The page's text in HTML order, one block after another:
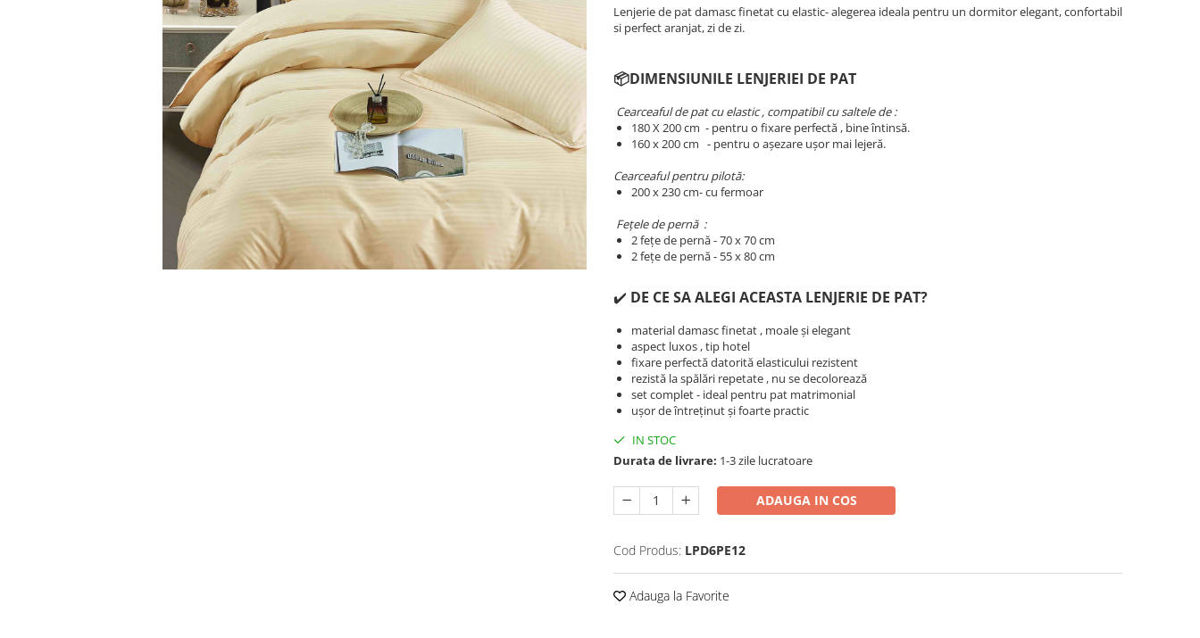
Lenjerii De Pat Creponate
Lenjerii De Pat Bumbac Poplin 2
Lenjerii De Pat Bumbac Poplin,
Lenjerii De Pat Bumbac Satinat 2
Lenjerii De Pat, Finet Premium 3D,
Lenjerie de pat damasc finetat cu elastic- alegerea ideala pentru un dormitor elegant, confortabil
si perfect aranjat, zi de zi.
📦DIMENSIUNILE LENJERIEI DE PAT
Cearceaful de pat cu elastic , compatibil cu saltele de :
180 X 200 cm - pentru o fixare perfectă , bine întinsă.
​​​​160 x 200 cm - pentru o așezare ușor mai lejeră.
Cearceaful pentru pilotă:
200 x 230 cm- cu fermoar
Fețele de pernă :
2 fețe de pernă - 70 x 70 cm
2 fețe de pernă - 55 x 80 cm
✔️ DE CE SA ALEGI ACEASTA LENJERIE DE PAT?
material damasc finetat , moale și elegant
aspect luxos , tip hotel
fixare perfectă datorită elasticului rezistent
rezistă la spălări repetate , nu se decolorează
set complet - ideal pentru pat matrimonial
ușor de întreținut și foarte practic
IN STOC
Durata de livrare: 1-3 zile lucratoare
ADAUGA IN COS
Cod Produs: LPD6PE12
Adauga la Favorite